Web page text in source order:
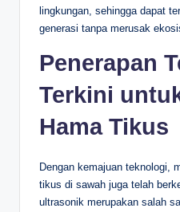
lingkungan, sehingga dapat
generasi tanpa merusak
Penerapan
Terkini
Hama Tikus
Dengan kemajuan teknologi,
tikus di sawah juga telah
ultrasonik merupakan salah